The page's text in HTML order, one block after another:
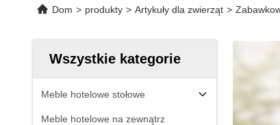
Dom > produkty > Artykuły dla zwierząt >
Wszystkie kategorie
Meble hotelowe stołowe
Meble hotelowe na zewnątrz